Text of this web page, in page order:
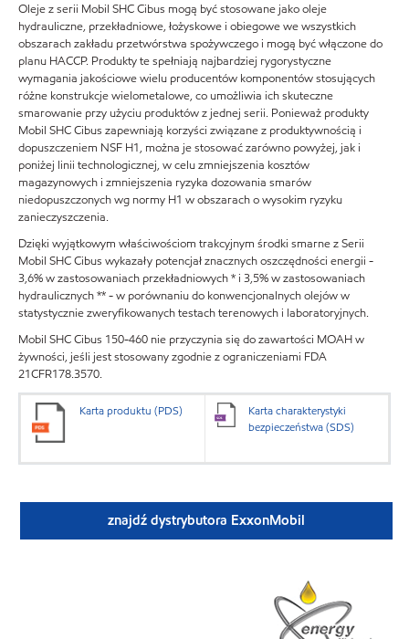
Oleje z serii Mobil SHC Cibus mogą być stosowane jako oleje
hydrauliczne, przekładniowe, łożyskowe i obiegowe we wszystkich
obszarach zakładu przetwórstwa spożywczego i mogą być włączone do
planu HACCP. Produkty te spełniają najbardziej rygorystyczne
wymagania jakościowe wielu producentów komponentów stosujących
różne konstrukcje wielometalowe, co umożliwia ich skuteczne
smarowanie przy użyciu produktów z jednej serii. Ponieważ produkty
Mobil SHC Cibus zapewniają korzyści związane z produktywnością i
dopuszczeniem NSF H1, można je stosować zarówno powyżej, jak i
poniżej linii technologicznej, w celu zmniejszenia kosztów
magazynowych i zmniejszenia ryzyka dozowania smarów
niedopuszczonych wg normy H1 w obszarach o wysokim ryzyku
zanieczyszczenia.
Dzięki wyjątkowym właściwościom trakcyjnym środki smarne z Serii
Mobil SHC Cibus wykazały potencjał znacznych oszczędności energii -
3,6% w zastosowaniach przekładniowych * i 3,5% w zastosowaniach
hydraulicznych ** - w porównaniu do konwencjonalnych olejów w
statystycznie zweryfikowanych testach terenowych i laboratoryjnych.
Mobil SHC Cibus 150-460 nie przyczynia się do zawartości MOAH w
żywności, jeśli jest stosowany zgodnie z ograniczeniami FDA
21CFR178.3570.
Karta produktu (PDS)
Karta charakterystyki
bezpieczeństwa (SDS)
znajdź dystrybutora ExxonMobil